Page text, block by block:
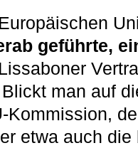
geführte,
man auf
Kommission,
etwa auch